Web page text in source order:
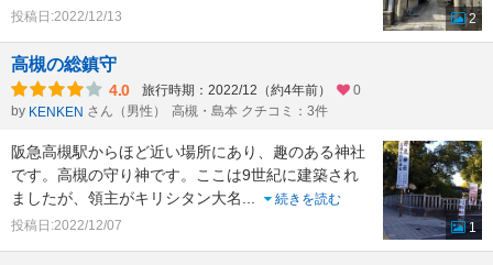
投稿日:2022/12/13
2
高槻の総鎮守
4.0 旅行時期：2022/12（約4年前）
0
by KENKEN さん（男性） 高槻・島本 クチコミ：3件
阪急高槻駅からほど近い場所にあり、趣のある神社
です。高槻の守り神です。ここは9世紀に建築され
ましたが、領主がキリシタン大名
続きを読む
投稿日:2022/12/07
1